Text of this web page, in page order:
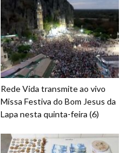
Rede Vida transmite ao vivo
Missa Festiva do Bom Jesus da
Lapa nesta quinta-feira (6)